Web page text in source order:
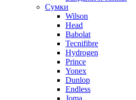
Сумки
Wilson
Head
Babolat
Tecnifibre
Hydrogen
Prince
Yonex
Dunlop
Endless
Joma